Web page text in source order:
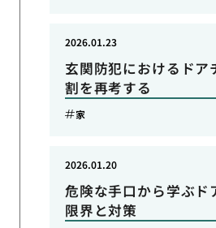
玄関防犯におけるドア
割を再考する
2026.01.23
家
危険な手口から学ぶド
限界と対策
2026.01.20